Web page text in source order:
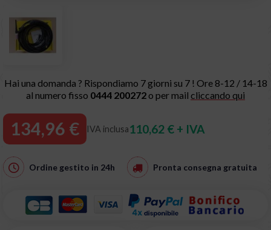
Hai una domanda ? Rispondiamo 7 giorni su 7 ! Ore 8-12 / 14-18
al numero fisso 0444 200272 o per mail cliccando qui
134,96 € IVA inclusa110,62 € + IVA
Ordine gestito in 24h Pronta consegna gratuita